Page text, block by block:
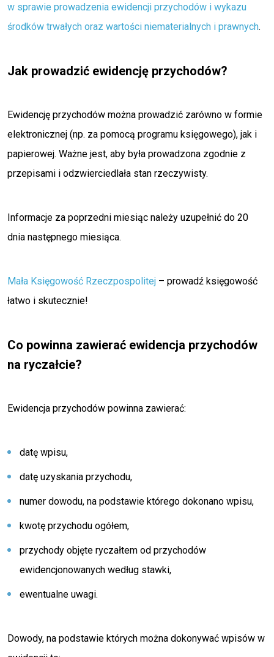
w sprawie prowadzenia ewidencji przychodów i wykazu
środków trwałych oraz wartości niematerialnych i prawnych.
Jak prowadzić ewidencję przychodów?
Ewidencję przychodów można prowadzić zarówno w formie
elektronicznej (np. za pomocą programu księgowego), jak i
papierowej. Ważne jest, aby była prowadzona zgodnie z
przepisami i odzwierciedlała stan rzeczywisty.
Informacje za poprzedni miesiąc należy uzupełnić do 20
dnia następnego miesiąca.
Mała Księgowość Rzeczpospolitej – prowadź księgowość
łatwo i skutecznie!
Co powinna zawierać ewidencja przychodów
na ryczałcie?
Ewidencja przychodów powinna zawierać:
datę wpisu,
datę uzyskania przychodu,
numer dowodu, na podstawie którego dokonano wpisu,
kwotę przychodu ogółem,
przychody objęte ryczałtem od przychodów
ewidencjonowanych według stawki,
ewentualne uwagi.
Dowody, na podstawie których można dokonywać wpisów w